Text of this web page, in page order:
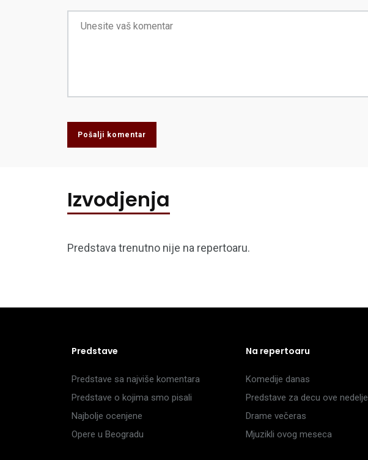
Pošalji komentar
Izvodjenja
Predstava trenutno nije na repertoaru.
Predstave
Predstave sa najviše komentara
Predstave o kojima smo pisali
Najbolje ocenjene
Opere u Beogradu
Na repertoaru
Komedije danas
Predstave za decu ove nedelje
Drame večeras
Mjuzikli ovog meseca